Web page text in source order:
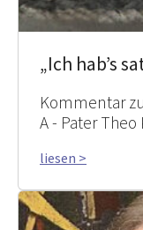
„Ich hab’s
Kommentar
A - Pater Theo
liesen >